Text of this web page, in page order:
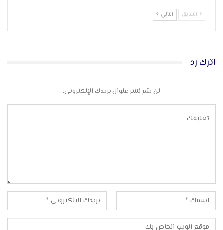
السابق التالي
اترك رد
لن يتم نشر عنوان بريدك الإلكتروني.